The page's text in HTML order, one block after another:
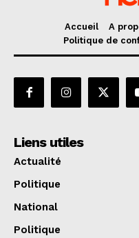
Accueil A
Politique de
Liens utiles
Actualité
Politique
National
Politique